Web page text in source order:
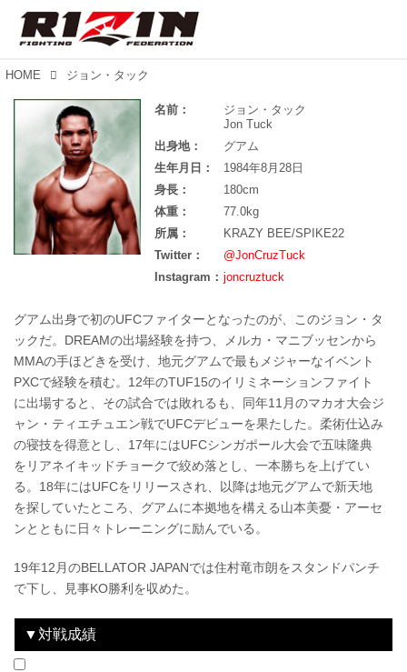
HOME ジョン・タック
名前：
ジョン・タック
Jon Tuck
出身地：
グアム
生年月日：
1984年8月28日
身長：
180cm
体重：
77.0kg
所属：
KRAZY BEE/SPIKE22
Twitter：
@JonCruzTuck
Instagram： joncruztuck
グアム出身で初のUFCファイターとなったのが、このジョン・タ
ックだ。DREAMの出場経験を持つ、メルカ・マニブッセンから
MMAの手ほどきを受け、地元グアムで最もメジャーなイベント
PXCで経験を積む。12年のTUF15のイリミネーションファイト
に出場すると、その試合では敗れるも、同年11月のマカオ大会ジ
ャン・ティエチュエン戦でUFCデビューを果たした。柔術仕込み
の寝技を得意とし、17年にはUFCシンガポール大会で五味隆典
をリアネイキッドチョークで絞め落とし、一本勝ちを上げてい
る。18年にはUFCをリリースされ、以降は地元グアムで新天地
を探していたところ、グアムに本拠地を構える山本美憂・アーセ
ンとともに日々トレーニングに励んでいる。
19年12月のBELLATOR JAPANでは住村竜市朗をスタンドパンチ
で下し、見事KO勝利を収めた。
▼対戦成績